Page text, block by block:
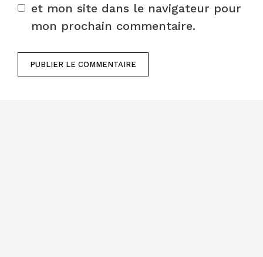
et mon site dans le navigateur pour
mon prochain commentaire.